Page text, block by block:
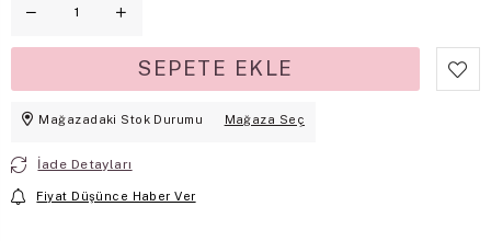
Mağazadaki Stok Durumu Mağaza Seç
İade Detayları
Fiyat Düşünce Haber Ver